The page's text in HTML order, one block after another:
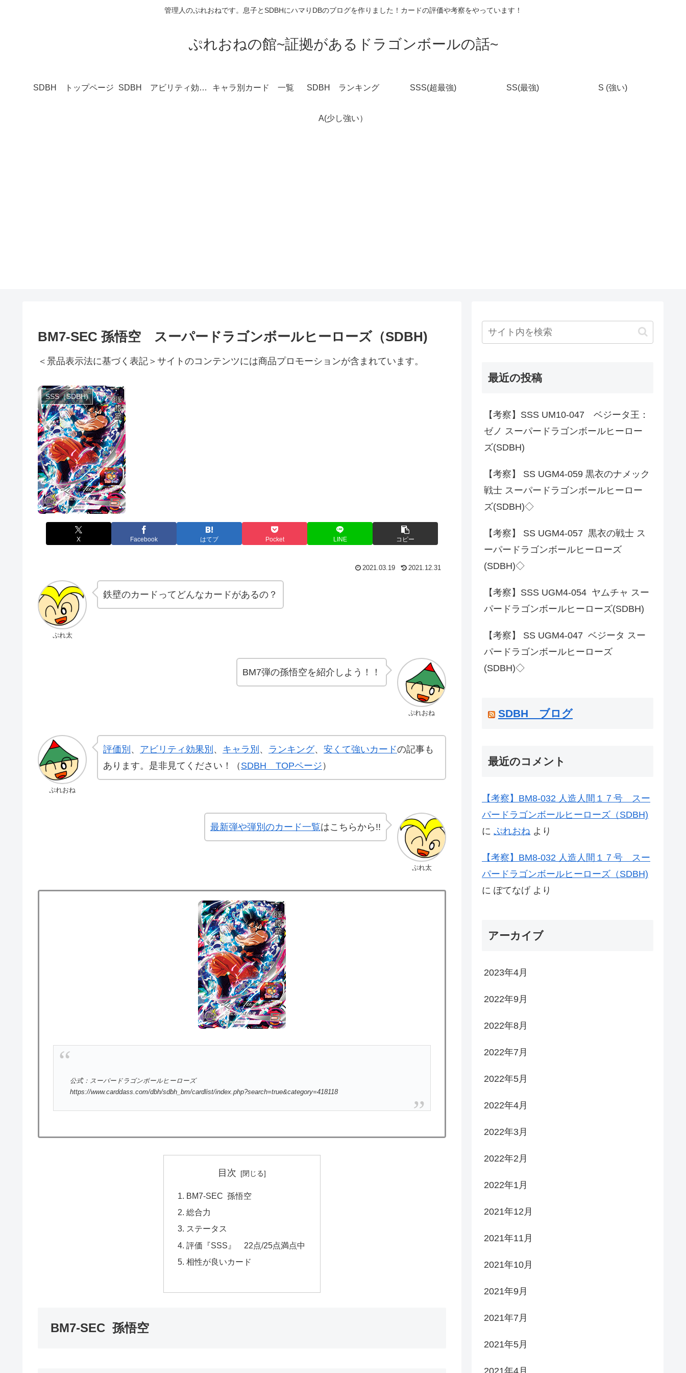
管理人のぷれおねです。息子とSDBHにハマりDBのブログを作りました！カードの評価や考察をやっています！
ぷれおねの館~証拠があるドラゴンボールの話~
SDBH トップページ SDBH アビリティ効果一覧 キャラ別カード 一覧 SDBH ランキング SSS(超最強) SS(最強) S (強い)
A(少し強い）
BM7-SEC 孫悟空 スーパードラゴンボールヒーローズ（SDBH)
＜景品表示法に基づく表記＞サイトのコンテンツには商品プロモーションが含まれています。
SSS（SDBH)
X Facebook はてブ Pocket LINE コピー
2021.03.19 2021.12.31
ぷれ太
鉄壁のカードってどんなカードがあるの？
ぷれおね
BM7弾の孫悟空を紹介しよう！！
ぷれおね
評価別 、 アビリティ効果別 、 キャラ別 、 ランキング、 安くて強いカードの記事も
あります。是非見てください！（ SDBH TOPページ ）
ぷれ太
最新弾や弾別のカード一覧はこちらから!!
公式：スーパードラゴンボールヒーローズ
https://www.carddass.com/dbh/sdbh_bm/cardlist/index.php?search=true&category=418118
目次
BM7-SEC 孫悟空
総合力
ステータス
評価『SSS』 22点/25点満点中
相性が良いカード
BM7-SEC 孫悟空
最近の投稿
【考察】SSS UM10-047 ベジータ王：
ゼノ スーパードラゴンボールヒーロー
ズ(SDBH)
【考察】 SS UGM4-059 黒衣のナメック
戦士 スーパードラゴンボールヒーロー
ズ(SDBH)◇
【考察】 SS UGM4-057 黒衣の戦士 ス
ーパードラゴンボールヒーローズ
(SDBH)◇
【考察】SSS UGM4-054 ヤムチャ スー
パードラゴンボールヒーローズ(SDBH)
【考察】 SS UGM4-047 ベジータ スー
パードラゴンボールヒーローズ
(SDBH)◇
SDBH ブログ
最近のコメント
【考察】BM8-032 人造人間１７号 スー
パードラゴンボールヒーローズ（SDBH)
に ぷれおね より
【考察】BM8-032 人造人間１７号 スー
パードラゴンボールヒーローズ（SDBH)
に ぽてなげ より
アーカイブ
2023年4月
2022年9月
2022年8月
2022年7月
2022年5月
2022年4月
2022年3月
2022年2月
2022年1月
2021年12月
2021年11月
2021年10月
2021年9月
2021年7月
2021年5月
2021年4月